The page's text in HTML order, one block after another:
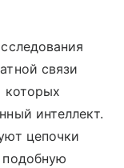
связи
которых
интеллект.
цепочки